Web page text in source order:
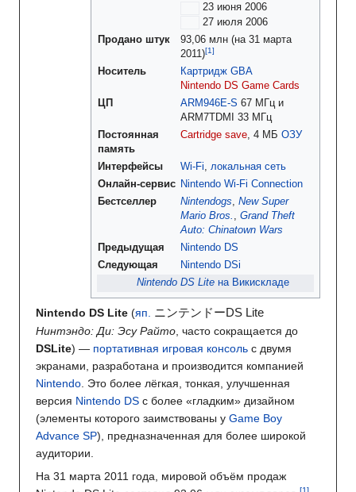
23 июня 2006
27 июля 2006
Продано штук
93,06 млн (на 31 марта
2011)
Носитель
Картридж GBA
Nintendo DS Game Cards
ЦП
ARM946E-S 67 МГц и
ARM7TDMI 33 МГц
Постоянная
память
Cartridge save, 4 МБ ОЗУ
Интерфейсы Wi-Fi, локальная сеть
Онлайн-сервис Nintendo Wi-Fi Connection
Бестселлер
Nintendogs, New Super
Mario Bros. , Grand Theft
Auto: Chinatown Wars
Предыдущая
Nintendo DS
Следующая
Nintendo DSi
Nintendo DS Lite на Викискладе
Nintendo DS Lite (яп. ニンテンドーDS Lite
Нинтэндо: Ди: Эсу Райто, часто сокращается до
DSLite) — портативная игровая консоль с двумя
экранами, разработана и производится компанией
Nintendo. Это более лёгкая, тонкая, улучшенная
версия Nintendo DS с более «гладким» дизайном
(элементы которого заимствованы у Game Boy
Advance SP), предназначенная для более широкой
аудитории.
На 31 марта 2011 года, мировой объём продаж